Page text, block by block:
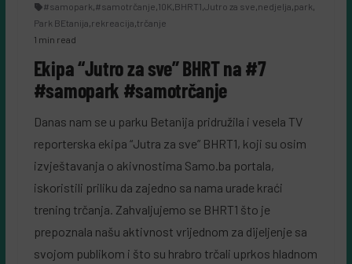
#samopark,#samotrčanje,10K,BHRT1,Jutro za sve,nedjelja,park,
Park BEtanija,rekreacija,trčanje
1 min read
Ekipa “Jutro za sve” BHRT na #7
#samopark #samotrčanje
Danas nam se u parku Betanija pridružila i vesela TV
reporterska ekipa “Jutra za sve” BHRT1, koji su osim
izvještavanja o akivnostima Samo.ba portala,
iskoristili priliku da zajedno sa nama urade kraći
trening trčanja. Zahvaljujemo se BHRT1 što je
prepoznala našu aktivnost vrijednom za dijeljenje sa
svojom publikom i što su hrabro trčali uprkos hladnom